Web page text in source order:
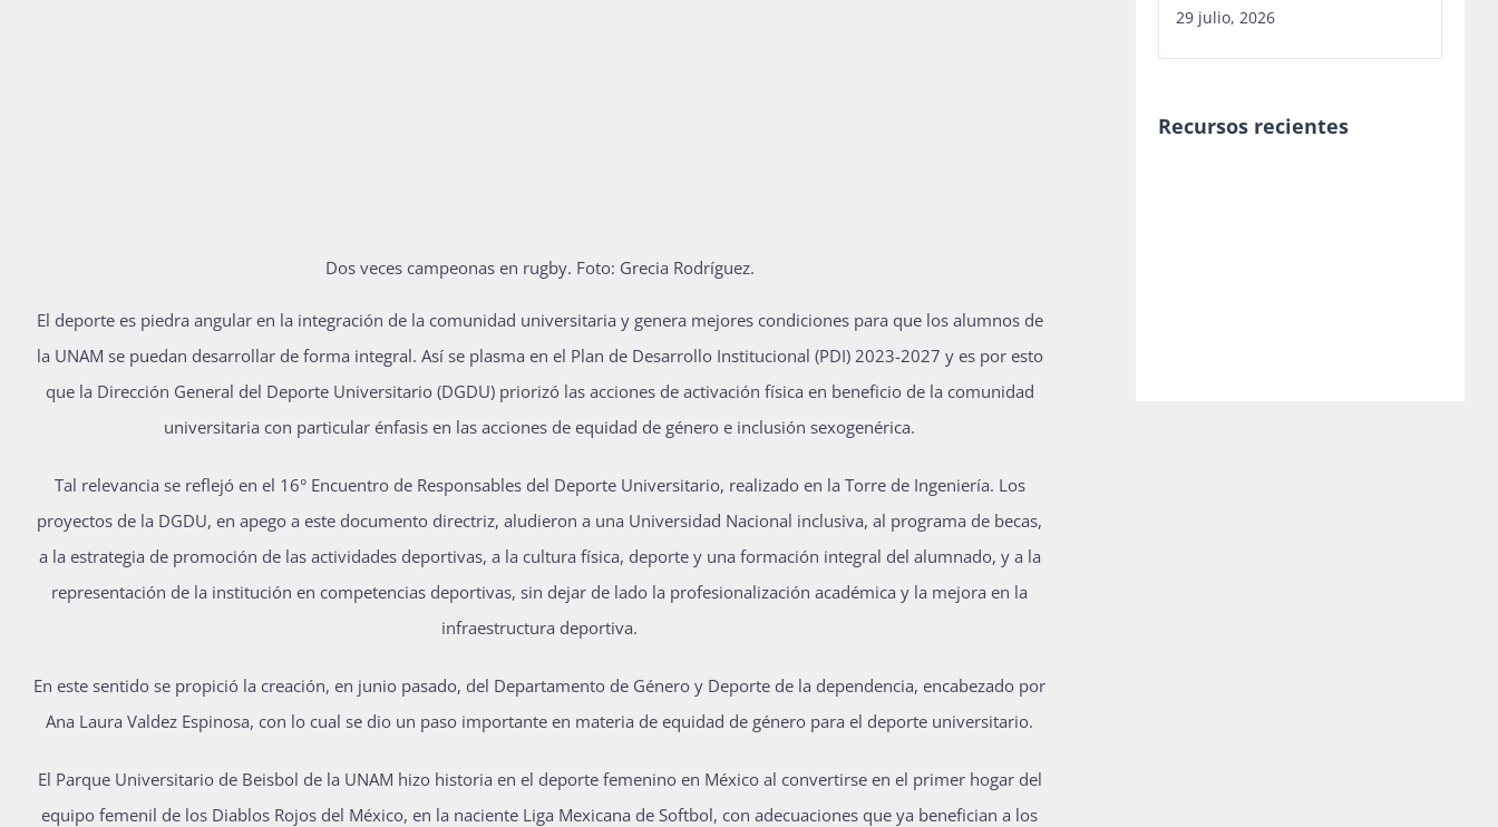
Dos veces campeonas en rugby. Foto: Grecia Rodríguez.
El deporte es piedra angular en la integración de la comunidad universitaria y genera mejores condiciones para que los alumnos de
la UNAM se puedan desarrollar de forma integral. Así se plasma en el Plan de Desarrollo Institucional (PDI) 2023-2027 y es por esto
que la Dirección General del Deporte Universitario (DGDU) priorizó las acciones de activación física en beneficio de la comunidad
universitaria con particular énfasis en las acciones de equidad de género e inclusión sexogenérica.
Tal relevancia se reflejó en el 16° Encuentro de Responsables del Deporte Universitario, realizado en la Torre de Ingeniería. Los
proyectos de la DGDU, en apego a este documento directriz, aludieron a una Universidad Nacional inclusiva, al programa de becas,
a la estrategia de promoción de las actividades deportivas, a la cultura física, deporte y una formación integral del alumnado, y a la
representación de la institución en competencias deportivas, sin dejar de lado la profesionalización académica y la mejora en la
infraestructura deportiva.
En este sentido se propició la creación, en junio pasado, del Departamento de Género y Deporte de la dependencia, encabezado por
Ana Laura Valdez Espinosa, con lo cual se dio un paso importante en materia de equidad de género para el deporte universitario.
El Parque Universitario de Beisbol de la UNAM hizo historia en el deporte femenino en México al convertirse en el primer hogar del
equipo femenil de los Diablos Rojos del México, en la naciente Liga Mexicana de Softbol, con adecuaciones que ya benefician a los
29 julio, 2026
Recursos recientes